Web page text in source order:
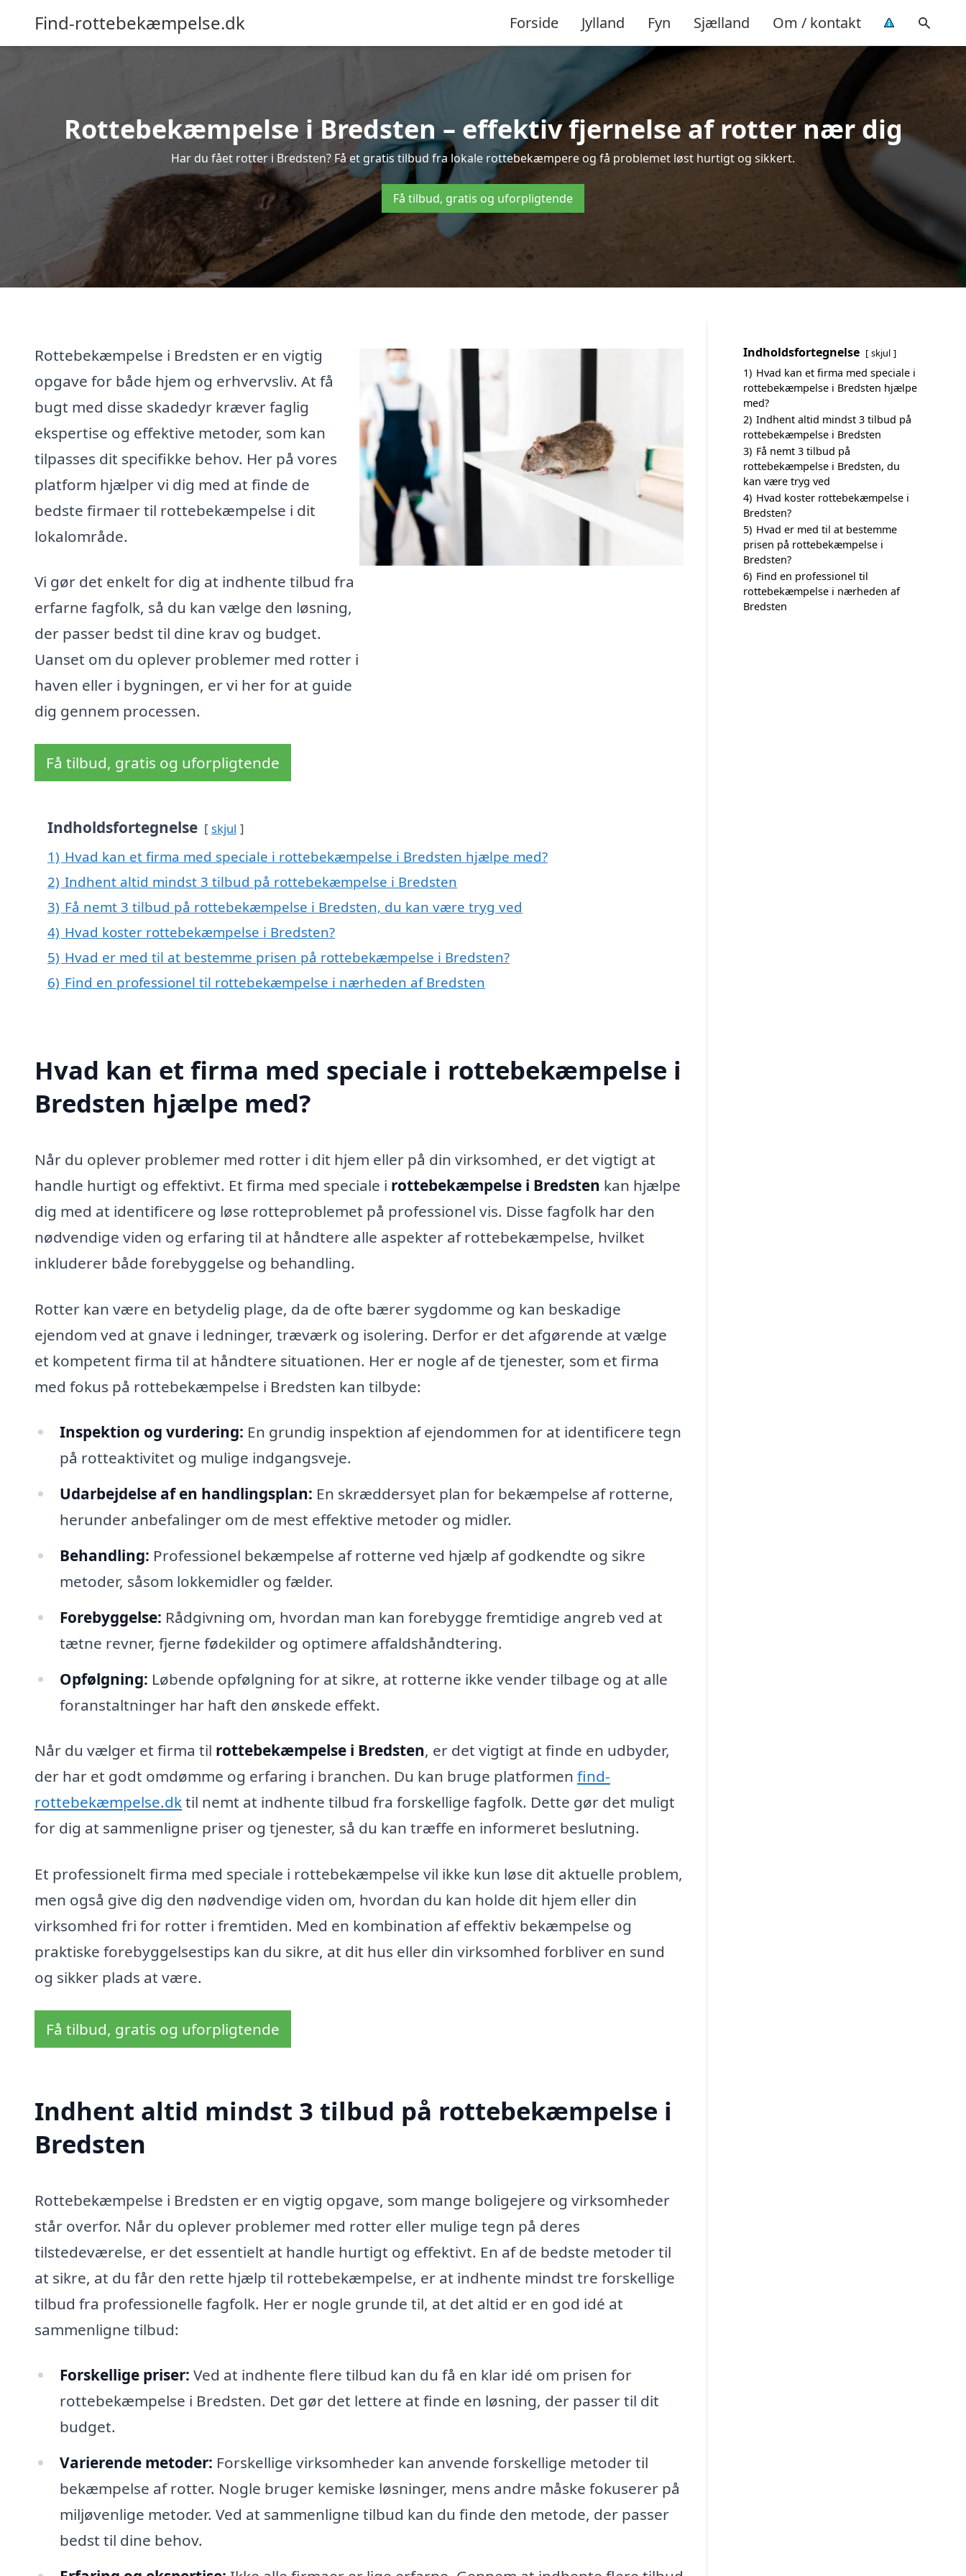
Find-rottebekæmpelse.dk Forside Jylland Fyn Sjælland Om / kontakt
Rottebekæmpelse i Bredsten – effektiv fjernelse af rotter nær dig
Har du fået rotter i Bredsten? Få et gratis tilbud fra lokale rottebekæmpere og få problemet løst hurtigt og sikkert.
Få tilbud, gratis og uforpligtende
Rottebekæmpelse i Bredsten er en vigtig
opgave for både hjem og erhvervsliv. At få
bugt med disse skadedyr kræver faglig
ekspertise og effektive metoder, som kan
tilpasses dit specifikke behov. Her på vores
platform hjælper vi dig med at finde de
bedste firmaer til rottebekæmpelse i dit
lokalområde.
Vi gør det enkelt for dig at indhente tilbud fra
erfarne fagfolk, så du kan vælge den løsning,
der passer bedst til dine krav og budget.
Uanset om du oplever problemer med rotter i
haven eller i bygningen, er vi her for at guide
dig gennem processen.
Få tilbud, gratis og uforpligtende
Indholdsfortegnelse skjul
1) Hvad kan et firma med speciale i rottebekæmpelse i Bredsten hjælpe med?
2) Indhent altid mindst 3 tilbud på rottebekæmpelse i Bredsten
3) Få nemt 3 tilbud på rottebekæmpelse i Bredsten, du kan være tryg ved
4) Hvad koster rottebekæmpelse i Bredsten?
5) Hvad er med til at bestemme prisen på rottebekæmpelse i Bredsten?
6) Find en professionel til rottebekæmpelse i nærheden af Bredsten
Hvad kan et firma med speciale i rottebekæmpelse i
Bredsten hjælpe med?
Når du oplever problemer med rotter i dit hjem eller på din virksomhed, er det vigtigt at
handle hurtigt og effektivt. Et firma med speciale i rottebekæmpelse i Bredsten kan hjælpe
dig med at identificere og løse rotteproblemet på professionel vis. Disse fagfolk har den
nødvendige viden og erfaring til at håndtere alle aspekter af rottebekæmpelse, hvilket
inkluderer både forebyggelse og behandling.
Rotter kan være en betydelig plage, da de ofte bærer sygdomme og kan beskadige
ejendom ved at gnave i ledninger, træværk og isolering. Derfor er det afgørende at vælge
et kompetent firma til at håndtere situationen. Her er nogle af de tjenester, som et firma
med fokus på rottebekæmpelse i Bredsten kan tilbyde:
Inspektion og vurdering: En grundig inspektion af ejendommen for at identificere tegn
på rotteaktivitet og mulige indgangsveje.
Udarbejdelse af en handlingsplan: En skræddersyet plan for bekæmpelse af rotterne,
herunder anbefalinger om de mest effektive metoder og midler.
Behandling: Professionel bekæmpelse af rotterne ved hjælp af godkendte og sikre
metoder, såsom lokkemidler og fælder.
Forebyggelse: Rådgivning om, hvordan man kan forebygge fremtidige angreb ved at
tætne revner, fjerne fødekilder og optimere affaldshåndtering.
Opfølgning: Løbende opfølgning for at sikre, at rotterne ikke vender tilbage og at alle
foranstaltninger har haft den ønskede effekt.
Når du vælger et firma til rottebekæmpelse i Bredsten, er det vigtigt at finde en udbyder,
der har et godt omdømme og erfaring i branchen. Du kan bruge platformen find-
rottebekæmpelse.dktil nemt at indhente tilbud fra forskellige fagfolk. Dette gør det muligt
for dig at sammenligne priser og tjenester, så du kan træffe en informeret beslutning.
Et professionelt firma med speciale i rottebekæmpelse vil ikke kun løse dit aktuelle problem,
men også give dig den nødvendige viden om, hvordan du kan holde dit hjem eller din
virksomhed fri for rotter i fremtiden. Med en kombination af effektiv bekæmpelse og
praktiske forebyggelsestips kan du sikre, at dit hus eller din virksomhed forbliver en sund
og sikker plads at være.
Få tilbud, gratis og uforpligtende
Indhent altid mindst 3 tilbud på rottebekæmpelse i
Bredsten
Rottebekæmpelse i Bredsten er en vigtig opgave, som mange boligejere og virksomheder
står overfor. Når du oplever problemer med rotter eller mulige tegn på deres
tilstedeværelse, er det essentielt at handle hurtigt og effektivt. En af de bedste metoder til
at sikre, at du får den rette hjælp til rottebekæmpelse, er at indhente mindst tre forskellige
tilbud fra professionelle fagfolk. Her er nogle grunde til, at det altid er en god idé at
sammenligne tilbud:
Forskellige priser: Ved at indhente flere tilbud kan du få en klar idé om prisen for
rottebekæmpelse i Bredsten. Det gør det lettere at finde en løsning, der passer til dit
budget.
Varierende metoder: Forskellige virksomheder kan anvende forskellige metoder til
bekæmpelse af rotter. Nogle bruger kemiske løsninger, mens andre måske fokuserer på
miljøvenlige metoder. Ved at sammenligne tilbud kan du finde den metode, der passer
bedst til dine behov.
Indholdsfortegnelse skjul
1) Hvad kan et firma med speciale i
rottebekæmpelse i Bredsten hjælpe
med?
2) Indhent altid mindst 3 tilbud på
rottebekæmpelse i Bredsten
3) Få nemt 3 tilbud på
rottebekæmpelse i Bredsten, du
kan være tryg ved
4) Hvad koster rottebekæmpelse i
Bredsten?
5) Hvad er med til at bestemme
prisen på rottebekæmpelse i
Bredsten?
6) Find en professionel til
rottebekæmpelse i nærheden af
Bredsten